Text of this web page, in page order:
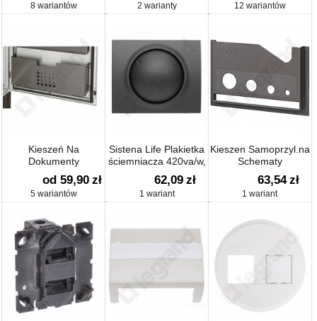
8 wariantów 2 warianty 12 wariantów
Kieszeń Na
Dokumenty
od 59,90 zł
5 wariantów
Sistena Life Plakietka
ściemniacza 420va/w,
1-10v
62,09 zł
1 wariant
Kieszen Samoprzyl.na
Schematy
63,54 zł
1 wariant